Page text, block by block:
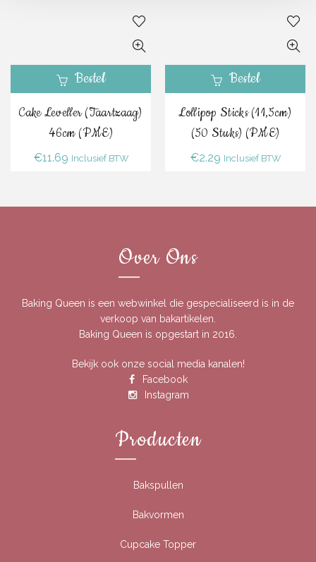
Bestel
Cake Leveller (Taartzaag)
46cm (PME)
€11.69 Inclusief BTW
Bestel
Lollipop Sticks (11,5cm)
(50 Stuks) (PME)
€2.29 Inclusief BTW
Over Ons
Baking Queen is een webwinkel die gespecialiseerd is in de
verkoop van bakartikelen.
Baking Queen is opgestart in 2016.
Bekijk ook onze social media kanalen!
Facebook
Instagram
Producten
Bakspullen
Bakvormen
Cupcake Topper